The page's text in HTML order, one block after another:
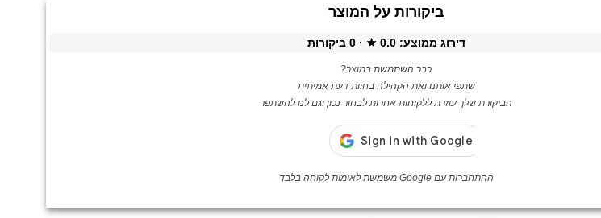
ביקורות על המוצר
דירוג ממוצע:0.0
★ ·
0 ביקורות
כבר השתמשת במוצר?
שתפי אותנו ואת הקהילה בחוות דעת אמיתית
הביקורת שלך עוזרת ללקוחות אחרות לבחור נכון וגם לנו להשתפר
ההתחברות עם Google משמשת לאימות לקוחה בלבד